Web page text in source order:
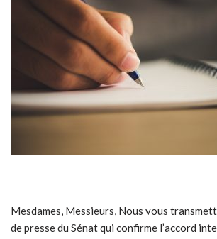
Mesdames, Messieurs, Nous vous
de presse du Sénat qui confirme l’accord